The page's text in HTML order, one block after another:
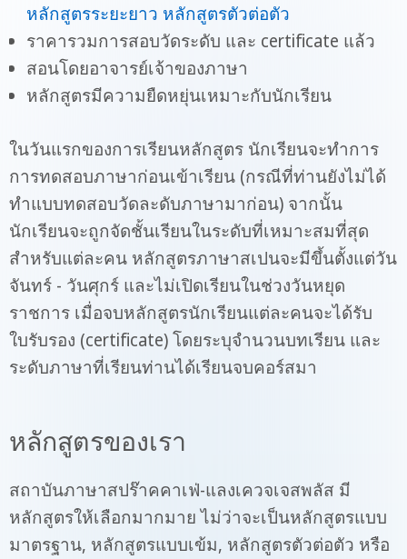
หลักสูตรระยะยาว หลักสูตรตัวต่อตัว
ราคารวมการสอบวัดระดับ และ certificate แล้ว
สอนโดยอาจารย์เจ้าของภาษา
หลักสูตรมีความยืดหยุ่นเหมาะกับนักเรียน
ในวันแรกของการเรียนหลักสูตร นักเรียนจะทำการ
การทดสอบภาษาก่อนเข้าเรียน (กรณีที่ท่านยังไม่ได้
ทำแบบทดสอบวัดละดับภาษามาก่อน) จากนั้น
นักเรียนจะถูกจัดชั้นเรียนในระดับที่เหมาะสมที่สุด
สำหรับแต่ละคน หลักสูตรภาษาสเปนจะมีขึ้นตั้งแต่วัน
จันทร์ - วันศุกร์ และไม่เปิดเรียนในช่วงวันหยุด
ราชการ เมื่อจบหลักสูตรนักเรียนแต่ละคนจะได้รับ
ใบรับรอง (certificate) โดยระบุจำนวนบทเรียน และ
ระดับภาษาที่เรียนท่านได้เรียนจบคอร์สมา
หลักสูตรของเรา
สถาบันภาษาสปร๊าคคาเฟ่-แลงเควจเจสพลัส มี
หลักสูตรให้เลือกมากมาย ไม่ว่าจะเป็นหลักสูตรแบบ
มาตรฐาน, หลักสูตรแบบเข้ม, หลักสูตรตัวต่อตัว หรือ